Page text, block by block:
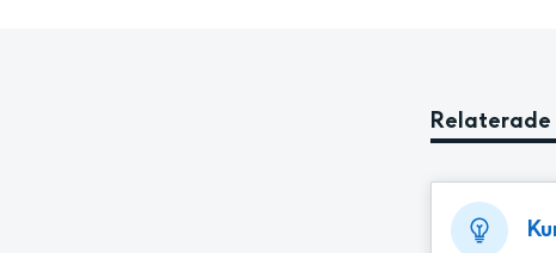
Relaterade